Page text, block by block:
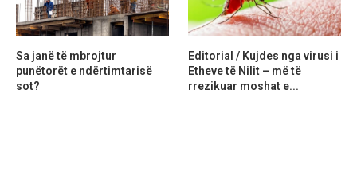
Sa janë të mbrojtur
punëtorët e ndërtimtarisë
sot?
Editorial / Kujdes nga virusi i
Etheve të Nilit – më të
rrezikuar moshat e...